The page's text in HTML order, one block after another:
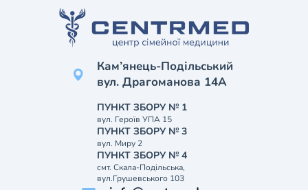
Кам’янець-Подільський
вул. Драгоманова 14А
ПУНКТ ЗБОРУ № 1
вул. Героїв УПА 15
ПУНКТ ЗБОРУ № 3
вул. Миру 2
ПУНКТ ЗБОРУ № 4
смт. Скала-Подільська,
вул.Грушевського 103